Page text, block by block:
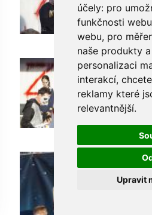
účely: pro
funkčnosti webu
webu, pro
naše produkty
personalizaci
interakcí,
reklamy které
relevantnější.
Upravit